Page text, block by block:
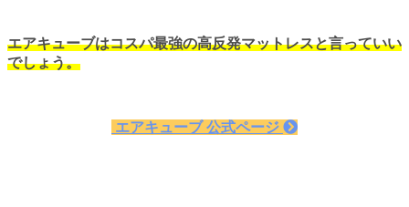
エアキューブはコスパ最強の高反発マットレスと言っていい
でしょう。
エアキューブ 公式ページ